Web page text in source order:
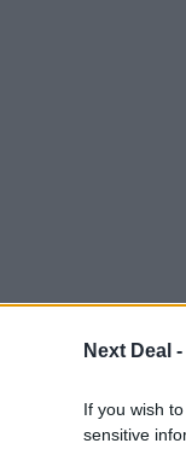
Next Deal -
If you wish
sensitive